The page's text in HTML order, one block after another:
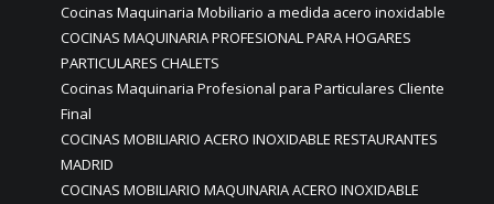
Cocinas Maquinaria Mobiliario a medida acero inoxidable
COCINAS MAQUINARIA PROFESIONAL PARA HOGARES
PARTICULARES CHALETS
Cocinas Maquinaria Profesional para Particulares Cliente
Final
COCINAS MOBILIARIO ACERO INOXIDABLE RESTAURANTES
MADRID
COCINAS MOBILIARIO MAQUINARIA ACERO INOXIDABLE